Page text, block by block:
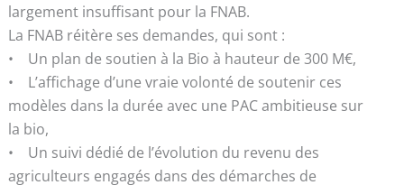
largement insuffisant pour la FNAB.
La FNAB réitère ses demandes, qui sont :
• Un plan de soutien à la Bio à hauteur de 300 M€,
• L’affichage d’une vraie volonté de soutenir ces
modèles dans la durée avec une PAC ambitieuse sur
la bio,
• Un suivi dédié de l’évolution du revenu des
agriculteurs engagés dans des démarches de